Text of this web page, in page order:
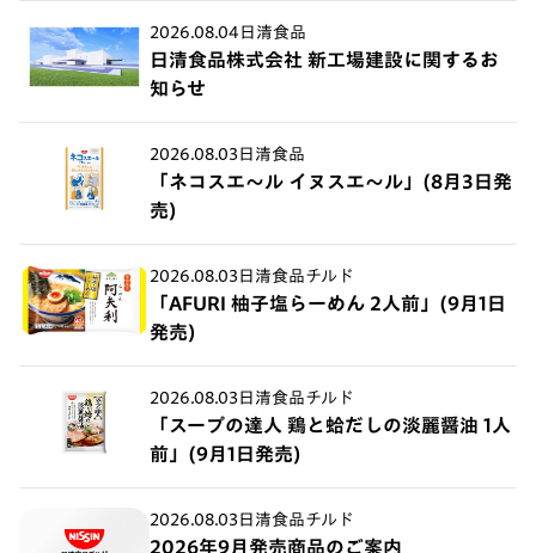
2026.08.04 日清食品
日清食品株式会社 新工場建設に関するお
知らせ
2026.08.03 日清食品
「ネコスエ～ル イヌスエ～ル」(8月3日発
売)
2026.08.03 日清食品チルド
「AFURI 柚子塩らーめん 2人前」(9月1日
発売)
2026.08.03 日清食品チルド
「スープの達人 鶏と蛤だしの淡麗醤油 1人
前」(9月1日発売)
2026.08.03 日清食品チルド
2026年9月発売商品のご案内